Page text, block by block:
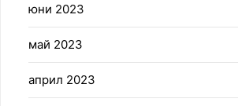
юни 2023
май 2023
април 2023